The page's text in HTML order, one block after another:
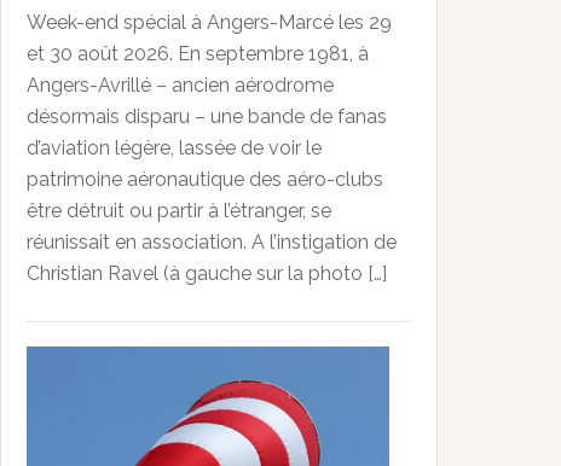
Week-end spécial à Angers-Marcé les 29
et 30 août 2026. En septembre 1981, à
Angers-Avrillé – ancien aérodrome
désormais disparu – une bande de fanas
d’aviation légère, lassée de voir le
patrimoine aéronautique des aéro-clubs
être détruit ou partir à l’étranger, se
réunissait en association. A l’instigation de
Christian Ravel (à gauche sur la photo […]